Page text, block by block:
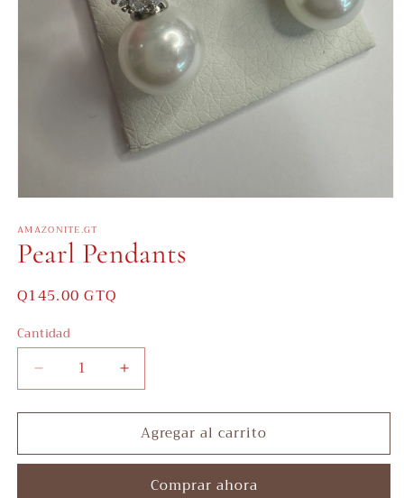
multimedia
1
en
modal
AMAZONITE.GT
Pearl Pendants
Precio
Q145.00 GTQ
Cantidad
Reducir
cantidad
para
Pendants
Aumentar
cantidad
para
Pearl
Pendants
Agregar al carrito
Comprar ahora